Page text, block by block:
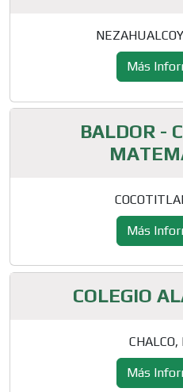
Más
BALDOR -
Más
COLEGIO
CHALCO,
Más